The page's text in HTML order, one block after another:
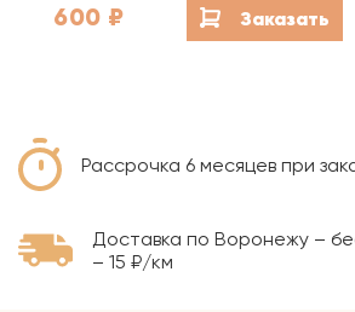
600 ₽ Заказать
Рассрочка 6 месяцев при
Доставка по Воронежу –
– 15 ₽/км